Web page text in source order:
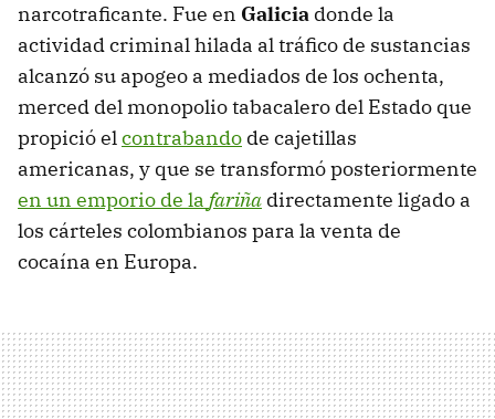
narcotraficante. Fue en Galicia donde la
actividad criminal hilada al tráfico de sustancias
alcanzó su apogeo a mediados de los ochenta,
merced del monopolio tabacalero del Estado que
propició elcontrabando de cajetillas
americanas, y que se transformó posteriormente
en un emporio de la fariña directamente ligado a
los cárteles colombianos para la venta de
cocaína en Europa.